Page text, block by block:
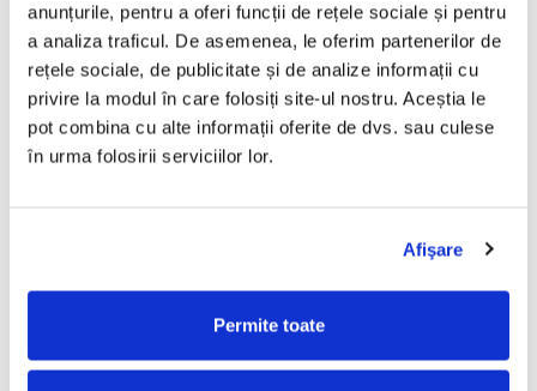
anunțurile, pentru a oferi funcții de rețele sociale și pentru
a analiza traficul. De asemenea, le oferim partenerilor de
rețele sociale, de publicitate și de analize informații cu
privire la modul în care folosiți site-ul nostru. Aceștia le
pot combina cu alte informații oferite de dvs. sau culese
în urma folosirii serviciilor lor.
Afişare
Permite toate
PRODUSE ALTERNATIVE
Delia - 7 (CD)
ADAUGA IN COS ADAUGA IN COS